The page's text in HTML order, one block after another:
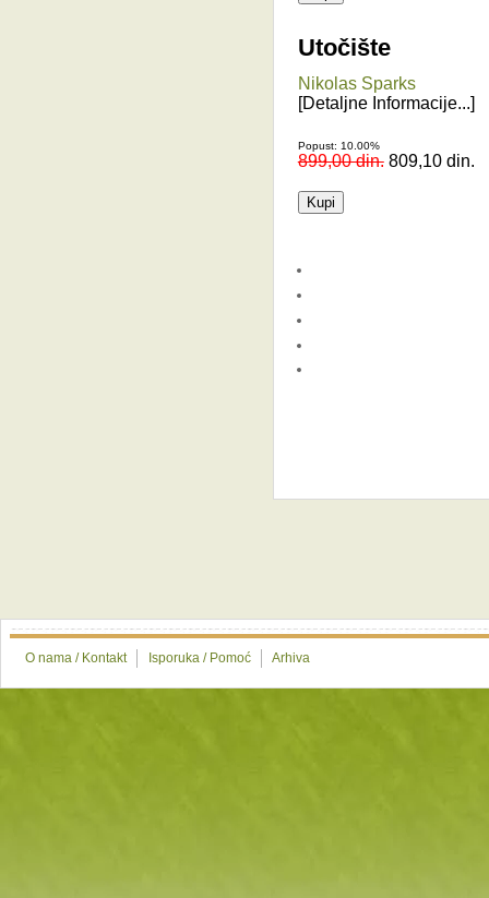
Utočište
Nikolas Sparks
[Detaljne Informacije...]
Popust: 10.00%
899,00 din. 809,10 din.
O nama / Kontakt Isporuka / Pomoć Arhiva